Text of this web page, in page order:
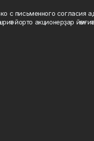
с письменного согласия
йорто акционерҙар